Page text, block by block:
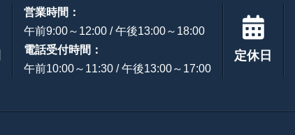
営業時間：
午前9:00～12:00 / 午後13:00～18:00
電話受付時間：
午前10:00～11:30 / 午後13:00～17:00
定休日